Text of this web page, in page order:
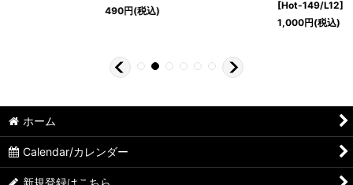
ホーム
Calendar/カレンダー
新規登録はこちら